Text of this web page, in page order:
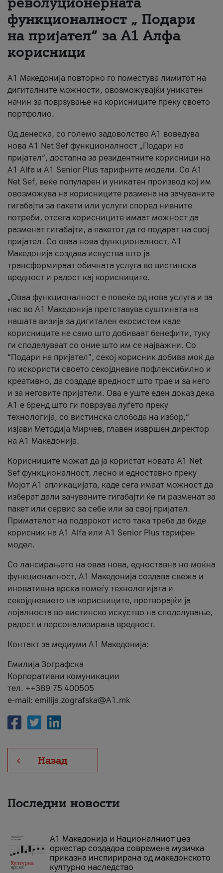
За нас
#ПодобарОнлајн
функционалност „ Подари
на пријател“ за А1 Алфа
корисници
А1 Македонија повторно го поместува лимитот на
дигиталните можности, овозможувајќи уникатен
начин за поврзување на корисниците преку своето
портфолио.
Од денеска, со големо задоволство А1 воведува
нова A1 Net Sef функционалност „Подари на
пријател“, достапна за резидентните корисници на
А1 Alfa и A1 Senior Plus тарифните модели. Со A1
Net Sef, веќе популарен и уникатен производ кој им
овозможува на корисниците размена на зачуваните
гигабајти за пакети или услуги според нивните
потреби, отсега корисниците имаат можност да
разменат гигабајти, а пакетот да го подарат на свој
пријател. Со оваа нова функционалност, А1
Македонија создава искуства што ја
трансформираат обичната услуга во вистинска
вредност и радост кај корисниците.
„Оваа функционалност е повеќе од нова услуга и за
нас во А1 Македонија претставува суштината на
нашата визија за дигитален екосистем каде
корисниците не само што добиваат бенефити, туку
ги споделуваат со оние што им се најважни. Со
“Подари на пријател”, секој корисник добива моќ да
го искористи своето секојдневие пофлексибилно и
креативно, да создаде вредност што трае и за него
и за неговите пријатели. Ова е уште еден доказ дека
А1 е бренд што ги поврзува луѓето преку
технологија, со вистинска слобода на избор,“
изјави Методија Мирчев, главен извршен директор
на А1 Македонија.
Корисниците можат да ја користат новата А1 Net
Sef функционалност, лесно и едноставно преку
Мојот А1 апликацијата, каде сега имаат можност да
изберат дали зачуваните гигабајти ќе ги разменат за
пакет или сервис за себе или за свој пријател.
Примателот на подарокот исто така треба да биде
корисник на А1 Alfa или A1 Senior Plus тарифен
модел.
Со лансирањето на оваа нова, едноставна но моќна
функционалност, А1 Македонија создава свежа и
иновативна врска помеѓу технологијата и
секојдневието на корисниците, претворајќи ја
лојалноста во вистинско искуство на споделување,
радост и персонализирана вредност.
Контакт за медиуми А1 Македонија:
Емилија Зографска
Корпоративни комуникации
тел. ++389 75 400505
e-mail: emilija.zografska@A1.mk
Назад
Последни новости
А1 Македонија и Националниот џез
оркестар создадоа современа музичка
приказна инспирирана од македонското
културно наследство